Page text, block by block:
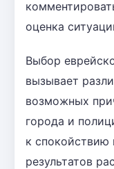
оценка
Выбор
вызывает
возможных
города и
к
результатов